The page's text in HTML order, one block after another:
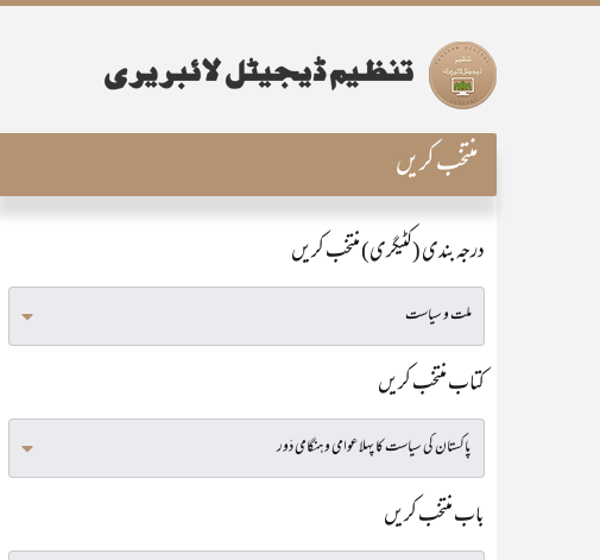
منتخب کریں
درجہ بندی (کٹیگری) منتخب کریں
کتاب منتخب کریں
باب منتخب کریں